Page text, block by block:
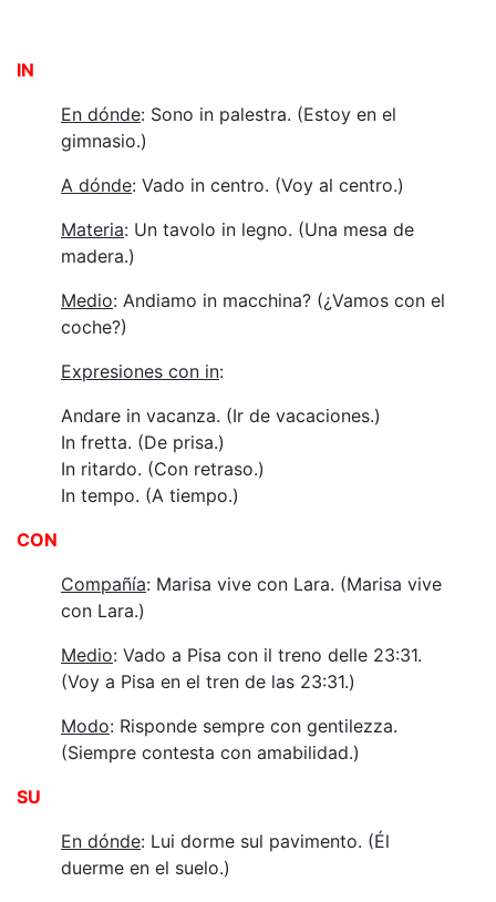
IN
En dónde: Sono in palestra. (Estoy en el
gimnasio.)
A dónde: Vado in centro. (Voy al centro.)
Materia: Un tavolo in legno. (Una mesa de
madera.)
Medio: Andiamo in macchina? (¿Vamos con el
coche?)
Expresiones con in:
Andare in vacanza. (Ir de vacaciones.)
In fretta. (De prisa.)
In ritardo. (Con retraso.)
In tempo. (A tiempo.)
CON
Compañía: Marisa vive con Lara. (Marisa vive
con Lara.)
Medio: Vado a Pisa con il treno delle 23:31.
(Voy a Pisa en el tren de las 23:31.)
Modo: Risponde sempre con gentilezza.
(Siempre contesta con amabilidad.)
SU
En dónde: Lui dorme sul pavimento. (Él
duerme en el suelo.)